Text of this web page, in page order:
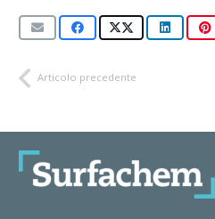
Articolo precedente